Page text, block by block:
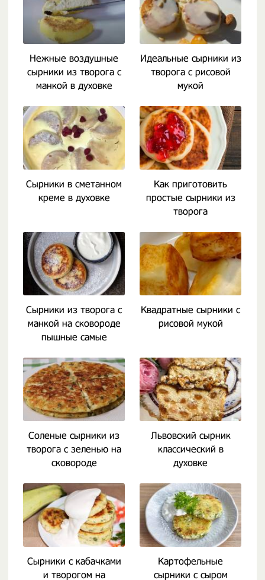
Нежные воздушные
сырники из творога с
манкой в духовке
Идеальные сырники из
творога с рисовой
мукой
Сырники в сметанном
креме в духовке
Как приготовить
простые сырники из
творога
Сырники из творога с
манкой на сковороде
пышные самые
Квадратные сырники с
рисовой мукой
Соленые сырники из
творога с зеленью на
сковороде
Львовский сырник
классический в
духовке
Сырники с кабачками
и творогом на
Картофельные
сырники с сыром